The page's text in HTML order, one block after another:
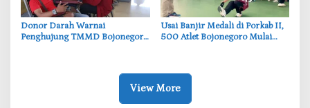
‎Donor Darah Warnai
Penghujung TMMD Bojonegoro
‎Usai Banjir Medali di Porkab II,
500 Atlet Bojonegoro Mulai
View More